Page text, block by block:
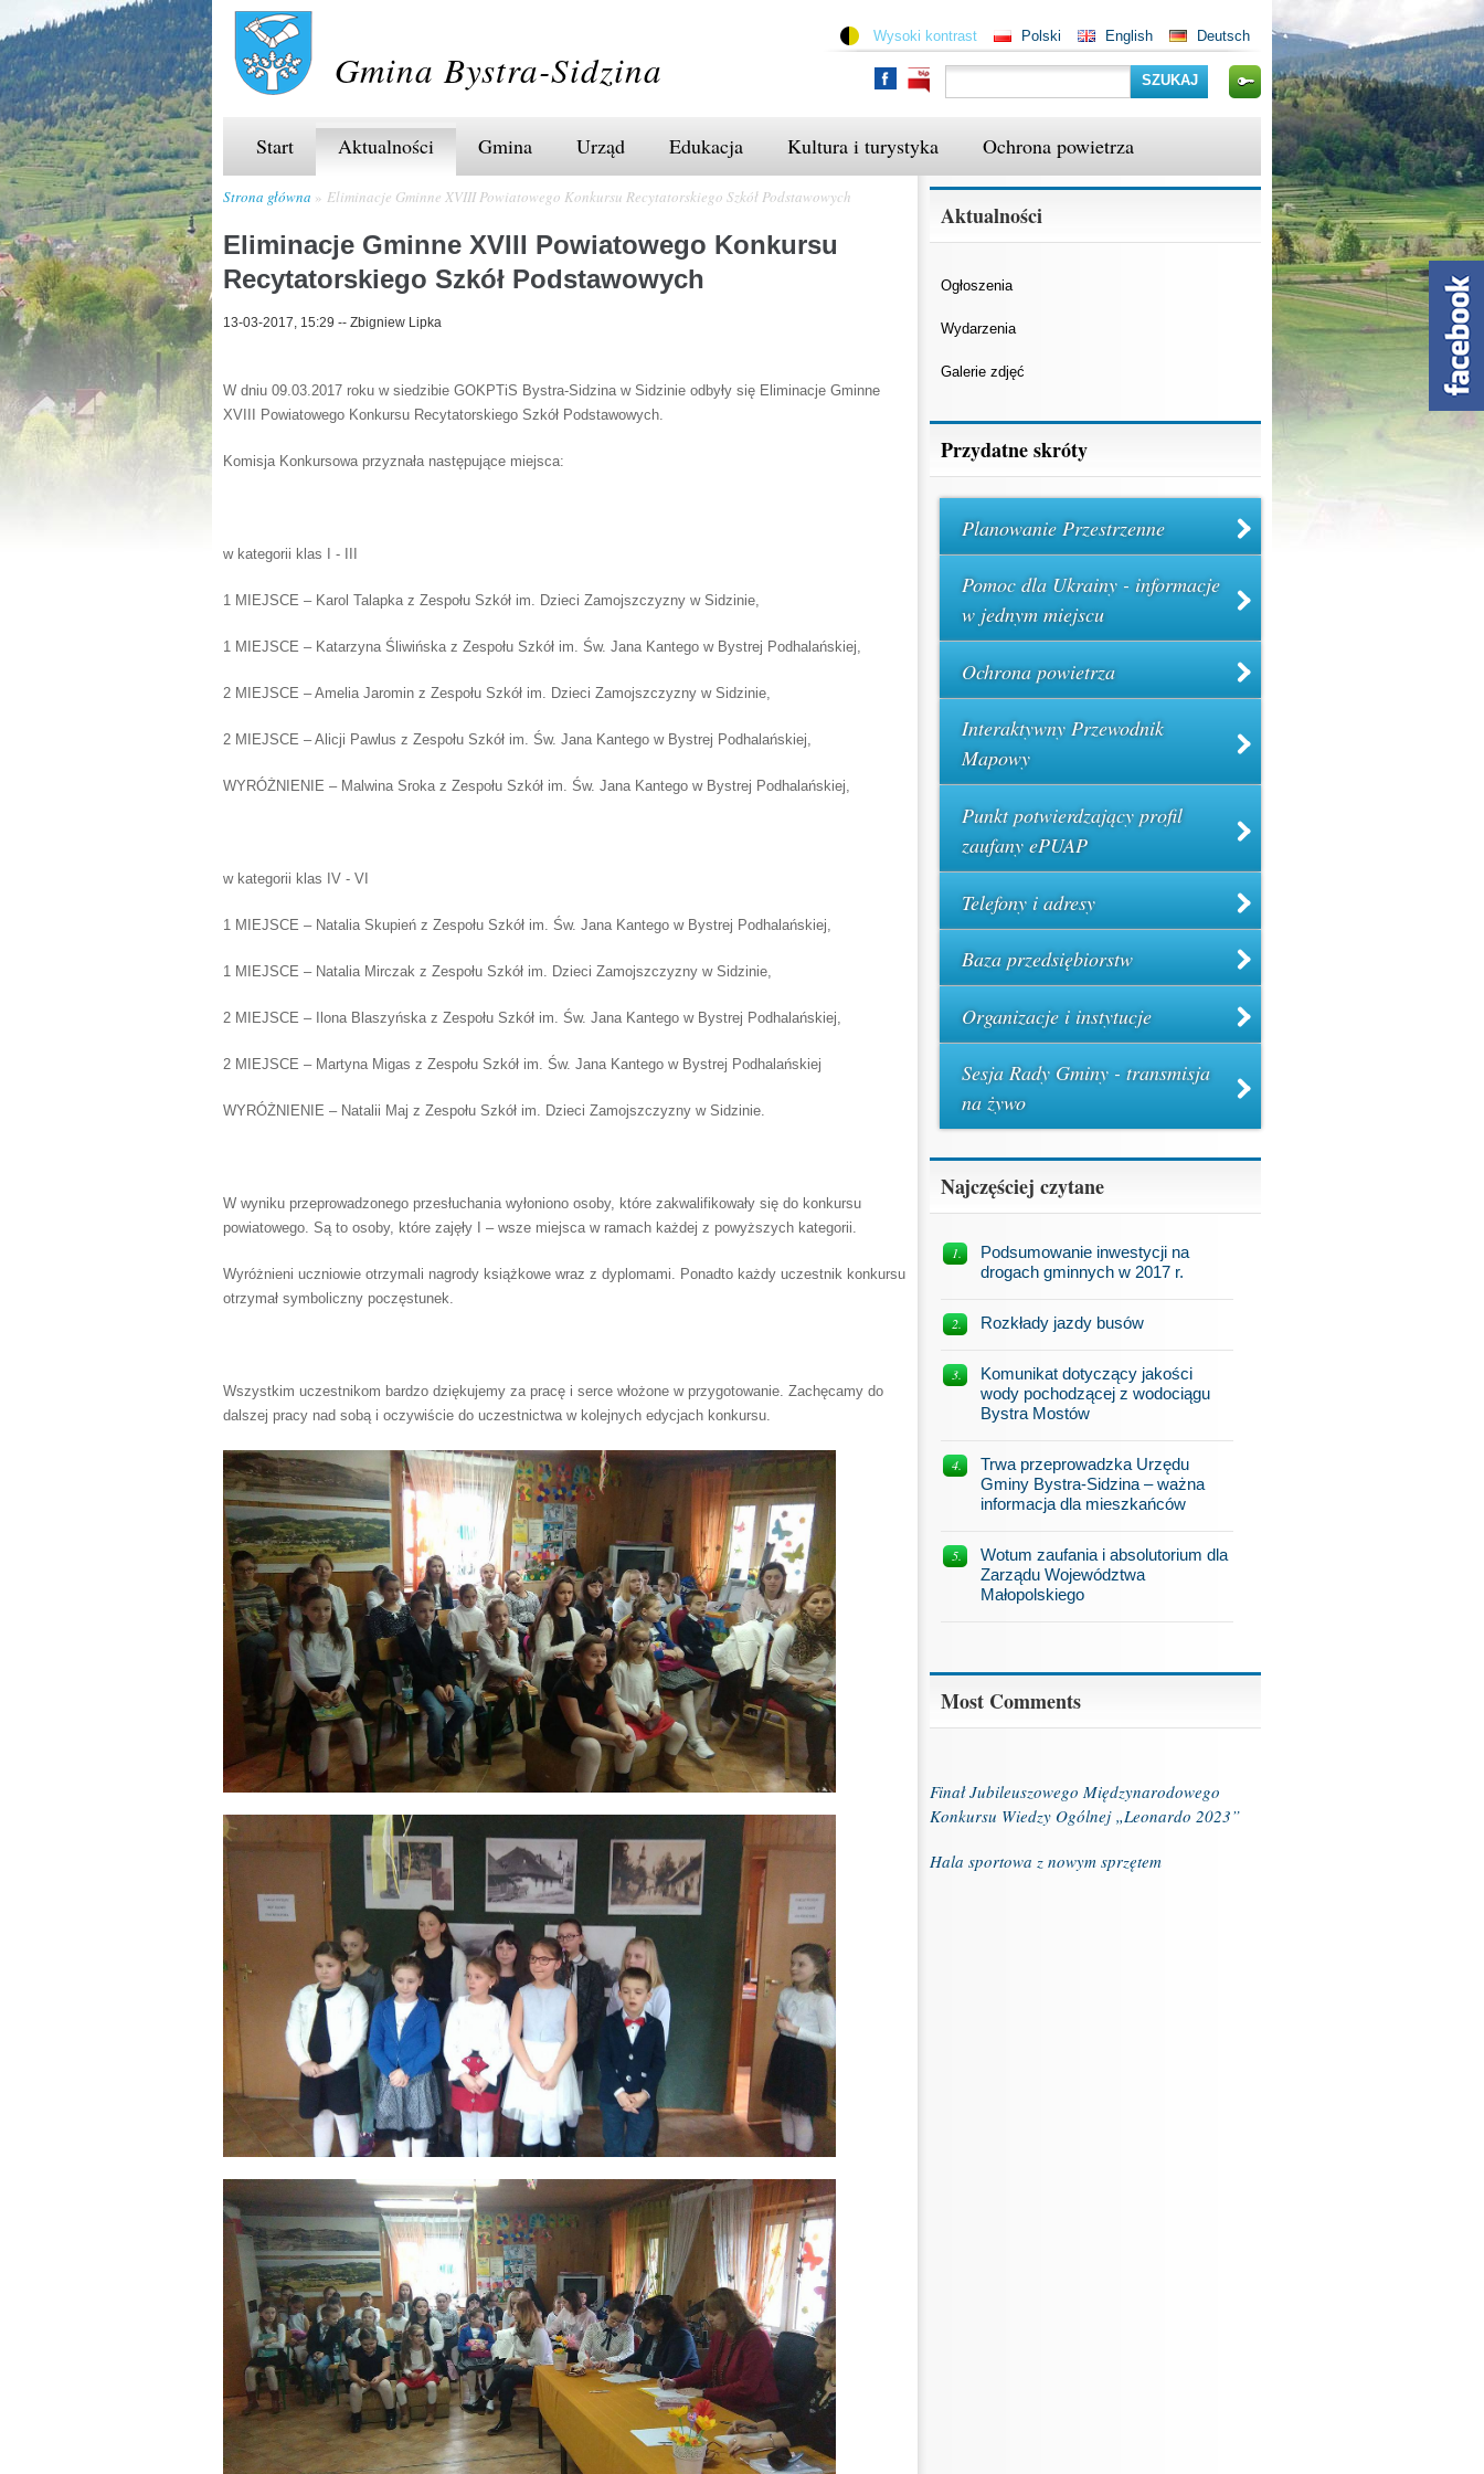
Polski English Deutsch
Wysoki kontrast
Gmina Bystra-Sidzina Szukaj
Start Aktualności Gmina Urząd Edukacja Kultura i turystyka Ochrona powietrza
Strona główna Eliminacje Gminne XVIII Powiatowego Konkursu Recytatorskiego Szkół Podstawowych
Eliminacje Gminne XVIII Powiatowego Konkursu
Recytatorskiego Szkół Podstawowych
13-03-2017, 15:29 -- Zbigniew Lipka
W dniu 09.03.2017 roku w siedzibie GOKPTiS Bystra-Sidzina w Sidzinie odbyły się Eliminacje Gminne
XVIII Powiatowego Konkursu Recytatorskiego Szkół Podstawowych.
Komisja Konkursowa przyznała następujące miejsca:
w kategorii klas I - III
1 MIEJSCE – Karol Talapka z Zespołu Szkół im. Dzieci Zamojszczyzny w Sidzinie,
1 MIEJSCE – Katarzyna Śliwińska z Zespołu Szkół im. Św. Jana Kantego w Bystrej Podhalańskiej,
2 MIEJSCE – Amelia Jaromin z Zespołu Szkół im. Dzieci Zamojszczyzny w Sidzinie,
2 MIEJSCE – Alicji Pawlus z Zespołu Szkół im. Św. Jana Kantego w Bystrej Podhalańskiej,
WYRÓŻNIENIE – Malwina Sroka z Zespołu Szkół im. Św. Jana Kantego w Bystrej Podhalańskiej,
w kategorii klas IV - VI
1 MIEJSCE – Natalia Skupień z Zespołu Szkół im. Św. Jana Kantego w Bystrej Podhalańskiej,
1 MIEJSCE – Natalia Mirczak z Zespołu Szkół im. Dzieci Zamojszczyzny w Sidzinie,
2 MIEJSCE – Ilona Blaszyńska z Zespołu Szkół im. Św. Jana Kantego w Bystrej Podhalańskiej,
2 MIEJSCE – Martyna Migas z Zespołu Szkół im. Św. Jana Kantego w Bystrej Podhalańskiej
WYRÓŻNIENIE – Natalii Maj z Zespołu Szkół im. Dzieci Zamojszczyzny w Sidzinie.
W wyniku przeprowadzonego przesłuchania wyłoniono osoby, które zakwalifikowały się do konkursu
powiatowego. Są to osoby, które zajęły I – wsze miejsca w ramach każdej z powyższych kategorii.
Wyróżnieni uczniowie otrzymali nagrody książkowe wraz z dyplomami. Ponadto każdy uczestnik konkursu
otrzymał symboliczny poczęstunek.
Wszystkim uczestnikom bardzo dziękujemy za pracę i serce włożone w przygotowanie. Zachęcamy do
dalszej pracy nad sobą i oczywiście do uczestnictwa w kolejnych edycjach konkursu.
Aktualności
Ogłoszenia
Wydarzenia
Galerie zdjęć
Przydatne skróty
Planowanie Przestrzenne
Pomoc dla Ukrainy - informacje
w jednym miejscu
Ochrona powietrza
Interaktywny Przewodnik
Mapowy
Punkt potwierdzający profil
zaufany ePUAP
Telefony i adresy
Baza przedsiębiorstw
Organizacje i instytucje
Sesja Rady Gminy - transmisja
na żywo
Najczęściej czytane
Podsumowanie inwestycji na
drogach gminnych w 2017 r.
Rozkłady jazdy busów
Komunikat dotyczący jakości
wody pochodzącej z wodociągu
Bystra Mostów
Trwa przeprowadzka Urzędu
Gminy Bystra-Sidzina – ważna
informacja dla mieszkańców
Wotum zaufania i absolutorium dla
Zarządu Województwa
Małopolskiego
Most Comments
Finał Jubileuszowego Międzynarodowego
Konkursu Wiedzy Ogólnej „Leonardo 2023”
Hala sportowa z nowym sprzętem